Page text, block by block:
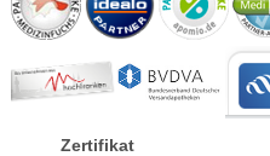
Zertifikat